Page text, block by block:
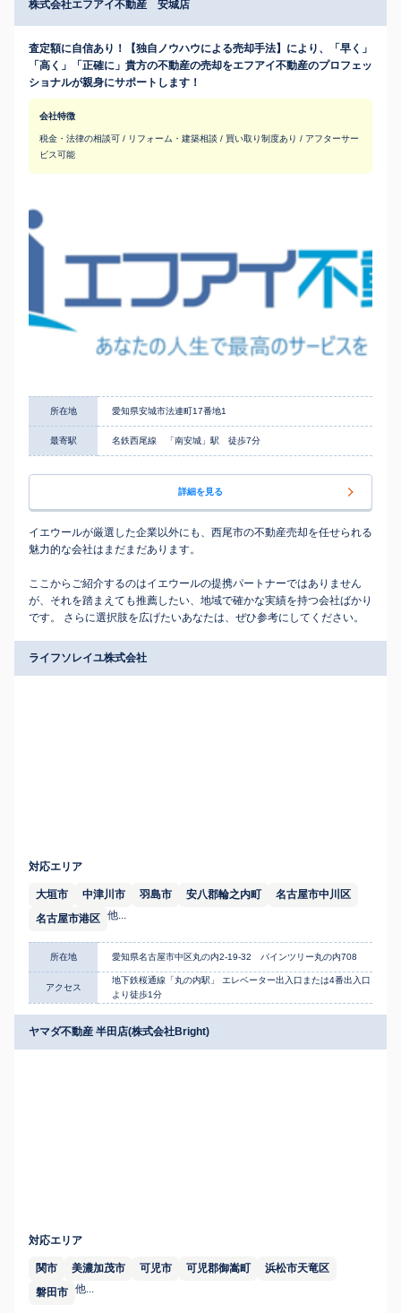
株式会社エフアイ不動産 安城店
査定額に自信あり！【独自ノウハウによる売却手法】により、「早く」
「高く」「正確に」貴方の不動産の売却をエフアイ不動産のプロフェッ
ショナルが親身にサポートします！
会社特徴
税金・法律の相談可 / リフォーム・建築相談 / 買い取り制度あり / アフターサー
ビス可能
所在地 愛知県安城市法連町17番地1
最寄駅 名鉄西尾線 「南安城」駅 徒歩7分
詳細を見る
イエウールが厳選した企業以外にも、西尾市の不動産売却を任せられる
魅力的な会社はまだまだあります。
ここからご紹介するのはイエウールの提携パートナーではありません
が、それを踏まえても推薦したい、地域で確かな実績を持つ会社ばかり
です。 さらに選択肢を広げたいあなたは、ぜひ参考にしてください。
ライフソレイユ株式会社
対応エリア
大垣市 中津川市 羽島市 安八郡輪之内町
名古屋市中川区
名古屋市港区 他...
所在地 愛知県名古屋市中区丸の内2-19-32 パインツリー丸の内708
アクセス
地下鉄桜通線「丸の内駅」 エレベーター出入口または4番出入口
より徒歩1分
ヤマダ不動産 半田店(株式会社Bright)
対応エリア
関市 美濃加茂市 可児市 可児郡御嵩町
浜松市天竜区
磐田市 他...